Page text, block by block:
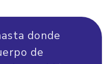
donde
de